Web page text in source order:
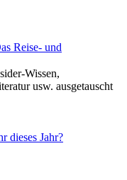
Reise- und
Wissen,
usw. ausgetauscht
dieses Jahr?